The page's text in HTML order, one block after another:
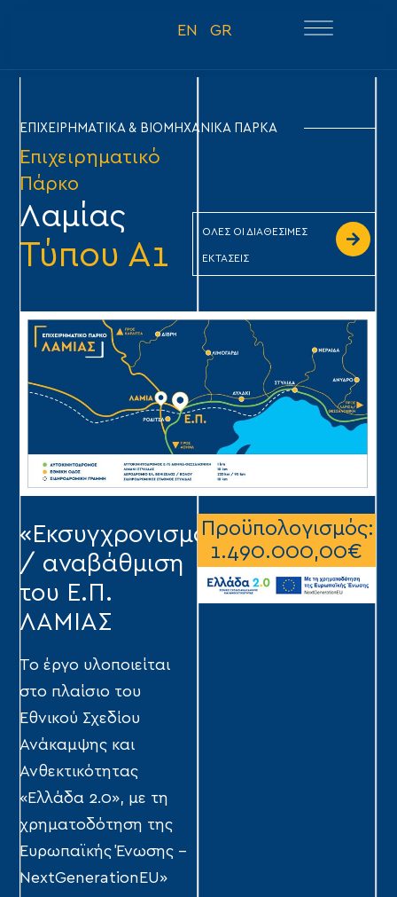
EN GR
ΕΠΙΧΕΙΡΗΜΑΤΙΚΑ & ΒΙΟΜΗΧΑΝΙΚΑ ΠΑΡΚΑ
Επιχειρηματικό
Πάρκο
Λαμίας
Τύπου Α1
ΟΛΕΣ ΟΙ ΔΙΑΘΕΣΙΜΕΣ
ΕΚΤΑΣΕΙΣ
«Εκσυγχρονισμός
/ αναβάθμιση
του Ε.Π.
ΛΑΜΙΑΣ
Το έργο υλοποιείται
στο πλαίσιο του
Εθνικού Σχεδίου
Ανάκαμψης και
Ανθεκτικότητας
«Ελλάδα 2.0», με τη
χρηματοδότηση της
Ευρωπαϊκής Ένωσης –
NextGenerationEU»
Προϋπολογισμός:
1.490.000,00€